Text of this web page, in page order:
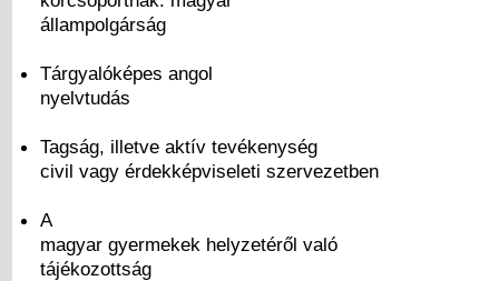
állampolgárság
Tárgyalóképes angol
nyelvtudás
Tagság, illetve aktív tevékenység
civil vagy érdekképviseleti szervezetben
A
magyar gyermekek helyzetéről való
tájékozottság